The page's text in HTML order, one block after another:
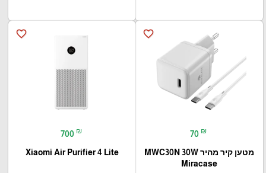
favorite_border
70 ₪
מטען קיר מהיר MWC30N 30W
Miracase
favorite_border
700 ₪
Xiaomi Air Purifier 4 Lite